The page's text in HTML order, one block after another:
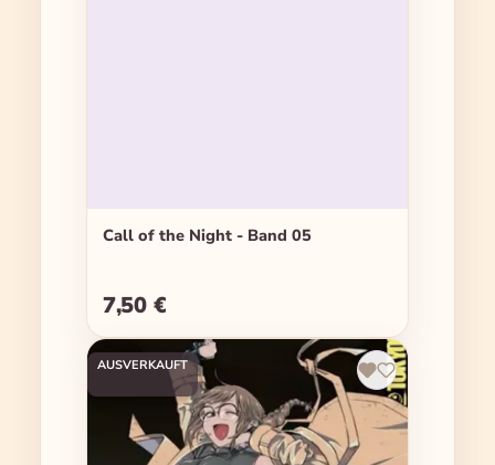
Call of the Night - Band 05
Regulärer Preis:
7,50 €
AUSVERKAUFT